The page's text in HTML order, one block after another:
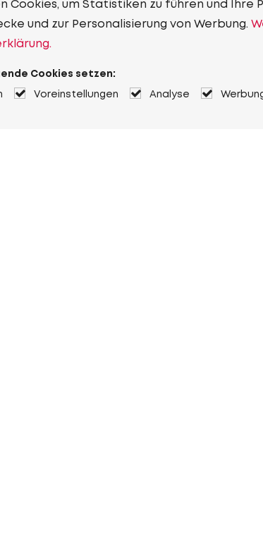
Cookies, um Statistiken zu führen und
und zur Personalisierung von Werbung.
Cookies setzen:
Voreinstellungen Analyse